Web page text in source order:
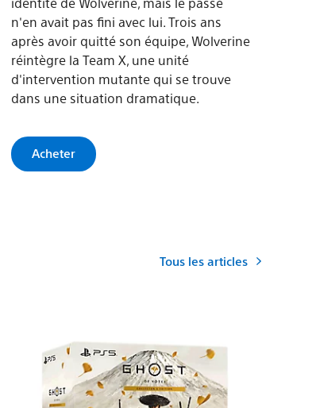
n'en avait pas fini avec lui. Trois ans
après avoir quitté son équipe, Wolverine
réintègre la Team X, une unité
d'intervention mutante qui se trouve
dans une situation dramatique.
Acheter
Tous les articles